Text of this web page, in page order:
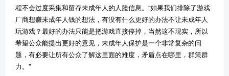
程不会过度采集和留存未成年人的人脸信息。“如果我们排除了游戏
厂商想赚未成年人钱的想法，有没有什么更好的办法不让未成年人
玩游戏？最好的办法只能是把游戏直接停掉，当然这不现实，所以
希望公众能提出更好的意见，未成年人保护是一个非常复杂的问
题，有必要让所有公众了解这里面的难度，矛盾点在哪里，群策群
力。”